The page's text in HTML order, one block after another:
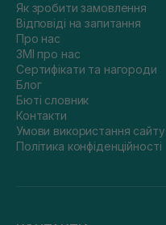
Як зробити замовлення
Відповіді на запитання
Про нас
ЗМІ про нас
Сертифікати та нагороди
Блог
Бюті словник
Контакти
Умови використання сайту
Політика конфіденційності